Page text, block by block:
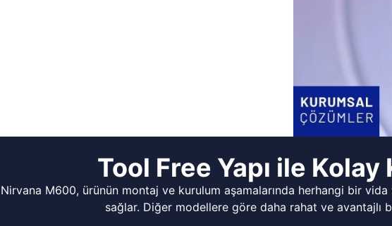
Tool Free Yapı ile
Nirvana M600, ürünün montaj ve kurulum aşamalarında herhangi bir
sağlar. Diğer modellere göre daha rahat ve avantajlı